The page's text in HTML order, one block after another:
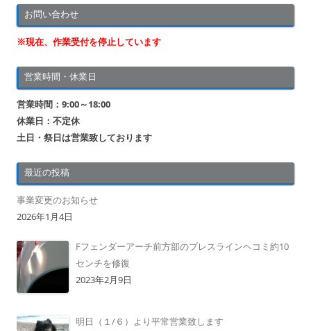
お問い合わせ
※現在、作業受付を停止しています
営業時間・休業日
営業時間：9:00～18:00
休業日：不定休
土日・祭日は営業致しております
最近の投稿
事業変更のお知らせ
2026年1月4日
Fフェンダーアーチ前方部のプレスラインヘコミ約10
センチを修復
2023年2月9日
明日（１/６）より平常営業致します